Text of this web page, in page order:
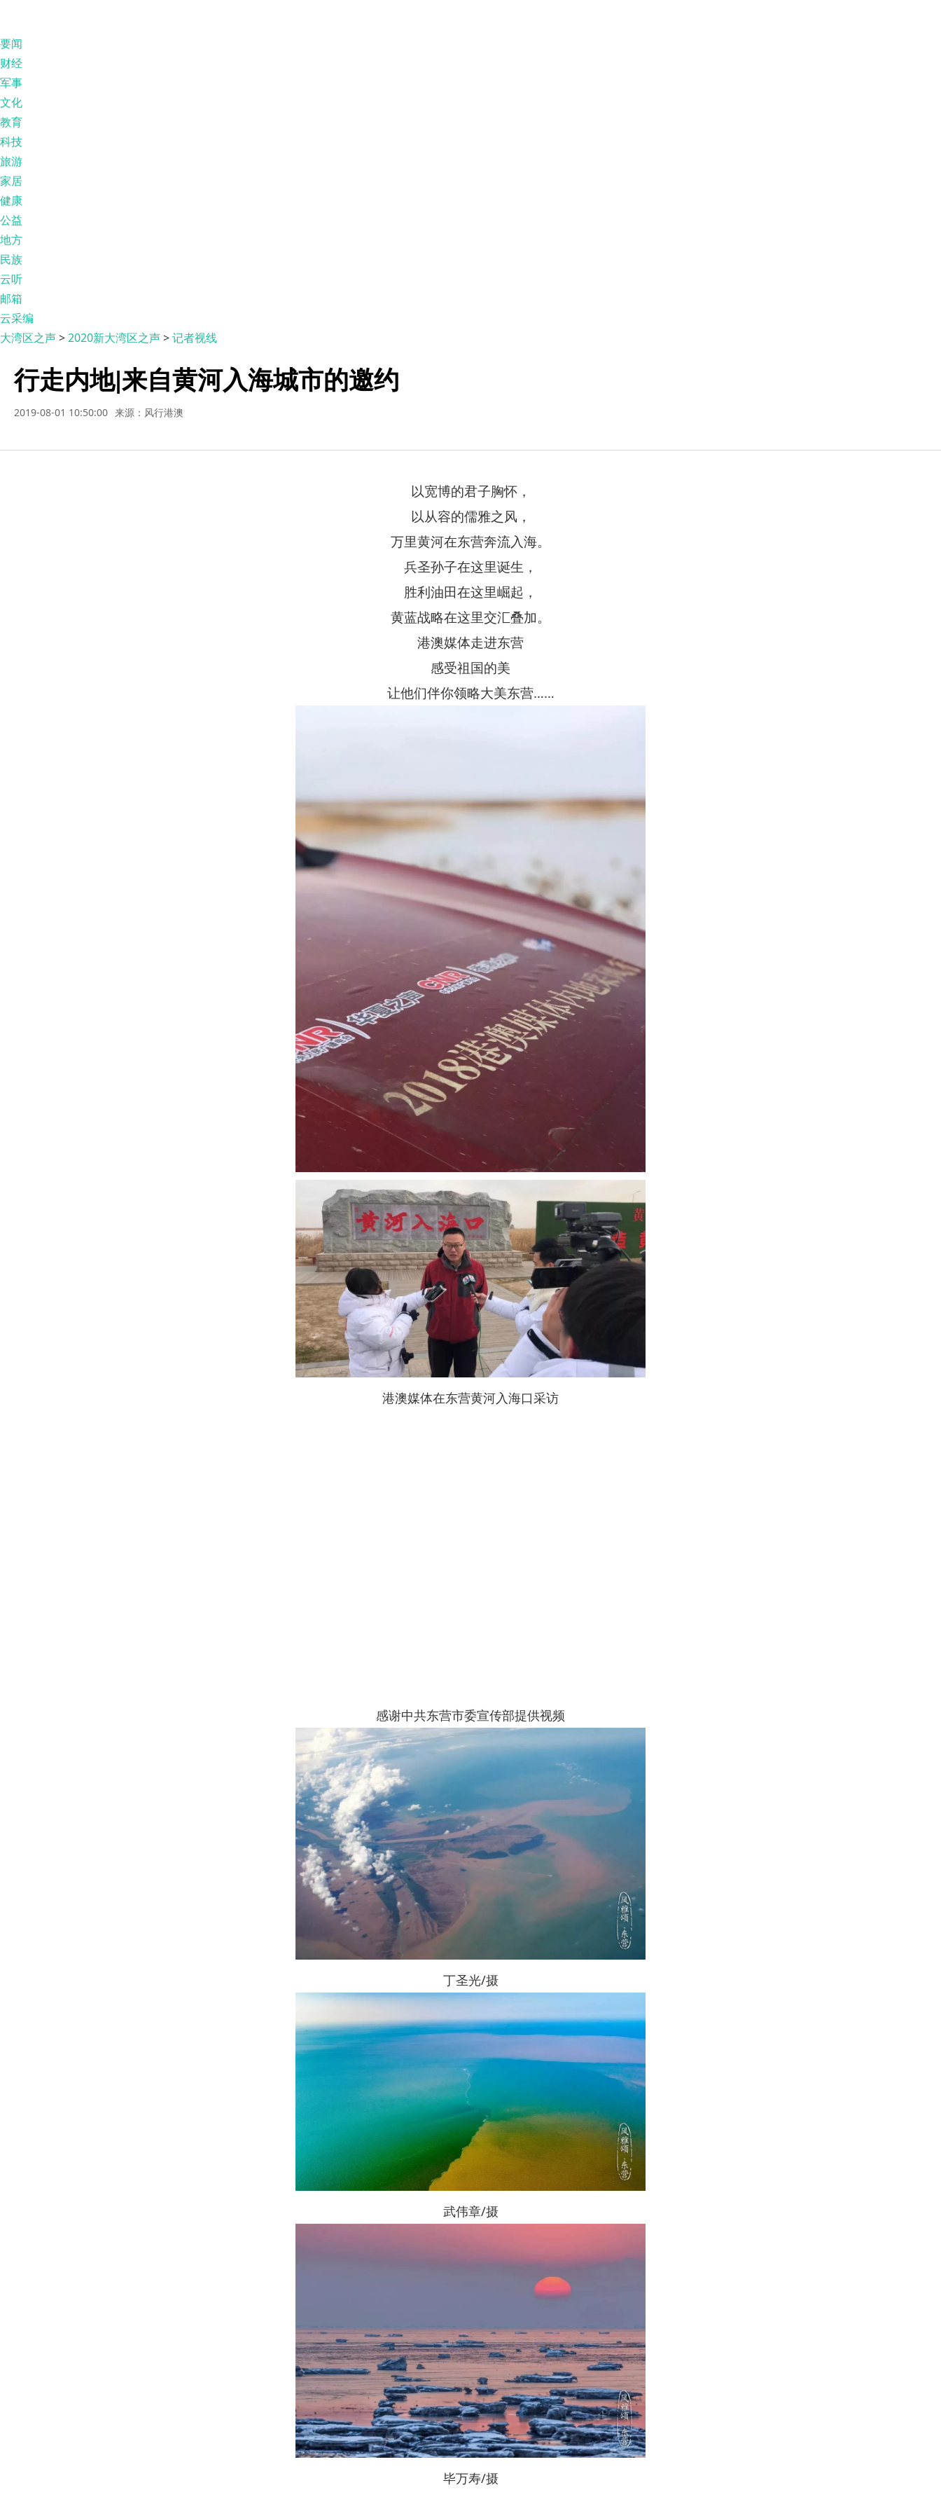
要闻
财经
军事
文化
教育
科技
旅游
家居
健康
公益
地方
民族
云听
邮箱
云采编
大湾区之声>2020新大湾区之声>记者视线
行走内地|来自黄河入海城市的邀约
2019-08-01 10:50:00 来源：风行港澳
以宽博的君子胸怀，
以从容的儒雅之风，
万里黄河在东营奔流入海。
兵圣孙子在这里诞生，
胜利油田在这里崛起，
黄蓝战略在这里交汇叠加。
港澳媒体走进东营
感受祖国的美
让他们伴你领略大美东营……
港澳媒体在东营黄河入海口采访
感谢中共东营市委宣传部提供视频
丁圣光/摄
武伟章/摄
毕万寿/摄